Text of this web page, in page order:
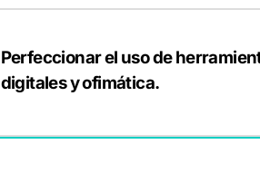
Perfeccionar el uso de
digitales y ofimática.